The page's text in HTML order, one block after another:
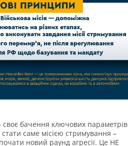
своє бачення ключових параметрів
стати саме місією стримування –
новий раунд агресії. Це НЕ